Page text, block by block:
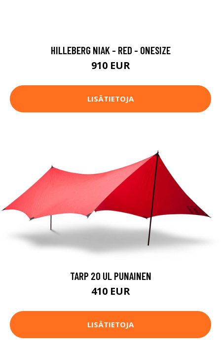
HILLEBERG NIAK - RED - ONESIZE
910 EUR
LISÄTIETOJA
TARP 20 UL PUNAINEN
410 EUR
LISÄTIETOJA